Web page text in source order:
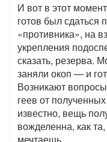
И вот в этот
готов был
«противника», на
укрепления
сказать, резерва.
заняли окоп — и
Возникают
геев от
известно, вещь
вожделенна, как